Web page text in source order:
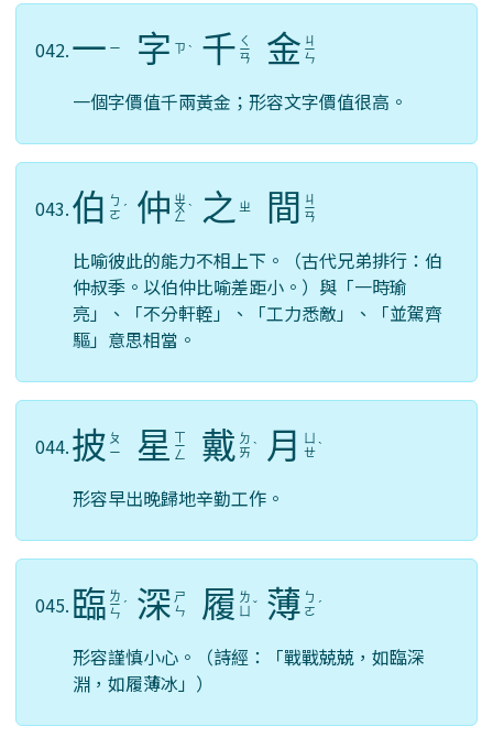
042.一 ㄧ 字 ㄗ ˋ 千 ㄑ
ㄧ
ㄢ 金 ㄐ
ㄧ
ㄣ
一個字價值千兩黃金；形容文字價值很高。
043.伯 ㄅ
ㄛ ˊ 仲 ㄓ
ㄨ
ㄥ
ˋ 之 ㄓ 間 ㄐ
ㄧ
ㄢ
比喻彼此的能力不相上下。（古代兄弟排行：伯
仲叔季。以伯仲比喻差距小。）與「一時瑜
亮」、「不分軒輊」、「工力悉敵」、「並駕齊
驅」意思相當。
044.披 ㄆ
ㄧ
星 ㄒ
ㄧ
ㄥ 戴 ㄉ
ㄞ ˋ 月
ㄝˋ
形容早出晚歸地辛勤工作。
045. 臨 ㄌ
ㄧ
ㄣ
ˊ 深 ㄕ
ㄣ
履 ㄌ
ˇ 薄 ㄅ
ㄛ ˊ
形容謹慎小心。（詩經：「戰戰兢兢，如臨深
淵，如履薄冰」）